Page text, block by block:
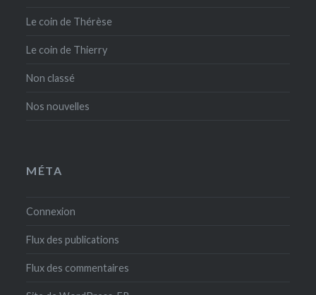
Le coin de Thérèse
Le coin de Thierry
Non classé
Nos nouvelles
MÉTA
Connexion
Flux des publications
Flux des commentaires